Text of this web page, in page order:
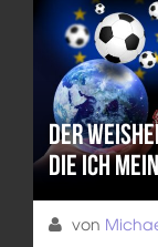
Der
die ich
von